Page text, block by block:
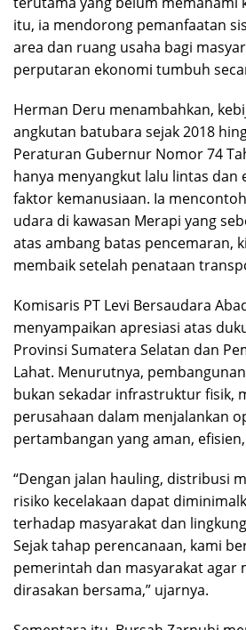
itu, ia mendorong pemanfaatan
area dan ruang usaha bagi
perputaran ekonomi tumbuh
Herman Deru menambahkan,
angkutan batubara sejak 2018
Peraturan Gubernur Nomor 74
hanya menyangkut lalu lintas dan
faktor kemanusiaan. Ia
udara di kawasan Merapi yang
atas ambang batas pencemaran,
membaik setelah penataan
Komisaris PT Levi Bersaudara
menyampaikan apresiasi atas
Provinsi Sumatera Selatan dan
Lahat. Menurutnya,
bukan sekadar infrastruktur fisik,
perusahaan dalam menjalankan
pertambangan yang aman,
“Dengan jalan hauling, distribusi
risiko kecelakaan dapat
terhadap masyarakat dan
Sejak tahap perencanaan, kami
pemerintah dan masyarakat agar
dirasakan bersama,” ujarnya.